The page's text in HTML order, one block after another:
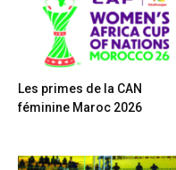
Les primes de la CAN
féminine Maroc 2026